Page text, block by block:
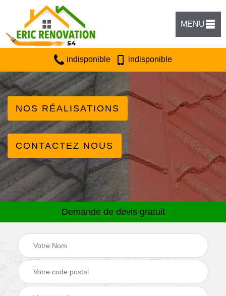
MENU
indisponible indisponible
NOS RÉALISATIONS
CONTACTEZ NOUS
Demande de devis gratuit